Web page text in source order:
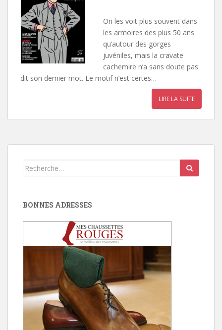
On les voit plus souvent dans
les armoires des plus 50 ans
qu’autour des gorges
juvéniles, mais la cravate
cachemire n’a sans doute pas
dit son dernier mot. Le motif n’est certes…
LIRE LA SUITE
Search
BONNES ADRESSES